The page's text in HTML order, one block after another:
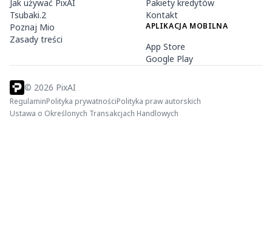
Jak używać PixAI
Tsubaki.2
Poznaj Mio
Zasady treści
Pakiety kredytów
Kontakt
APLIKACJA MOBILNA
App Store
Google Play
© 2026 PixAI
RegulaminPolityka prywatnościPolityka praw autorskich
Ustawa o Określonych Transakcjach Handlowych